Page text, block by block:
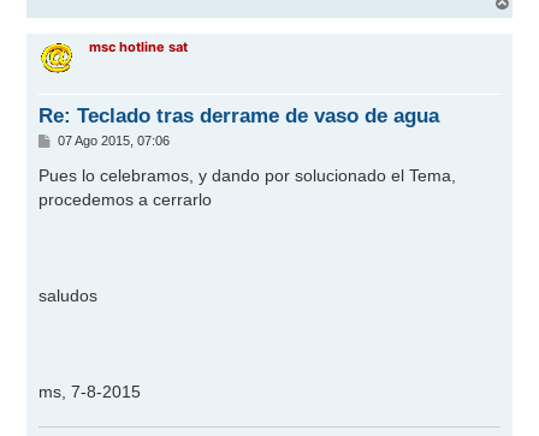
r
msc hotline sat
Re: Teclado tras derrame de vaso de agua
M
n
s
a
07 Ago 2015, 07:06
Pues lo celebramos, y dando por solucionado el Tema,
procedemos a cerrarlo
saludos
ms, 7-8-2015